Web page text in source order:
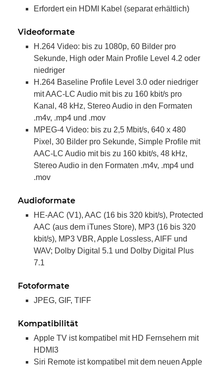
Erfordert ein HDMI Kabel (separat erhältlich)
Videoformate
H.264 Video: bis zu 1080p, 60 Bilder pro
Sekunde, High oder Main Profile Level 4.2 oder
niedriger
H.264 Baseline Profile Level 3.0 oder niedriger
mit AAC-LC Audio mit bis zu 160 kbit/s pro
Kanal, 48 kHz, Stereo Audio in den Formaten
.m4v, .mp4 und .mov
MPEG-4 Video: bis zu 2,5 Mbit/s, 640 x 480
Pixel, 30 Bilder pro Sekunde, Simple Profile mit
AAC-LC Audio mit bis zu 160 kbit/s, 48 kHz,
Stereo Audio in den Formaten .m4v, .mp4 und
.mov
Audioformate
HE-AAC (V1), AAC (16 bis 320 kbit/s), Protected
AAC (aus dem iTunes Store), MP3 (16 bis 320
kbit/s), MP3 VBR, Apple Lossless, AIFF und
WAV; Dolby Digital 5.1 und Dolby Digital Plus
7.1
Fotoformate
JPEG, GIF, TIFF
Kompatibilität
Apple TV ist kompatibel mit HD Fernsehern mit
HDMI3
Siri Remote ist kompatibel mit dem neuen Apple